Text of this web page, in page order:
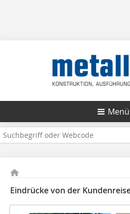
Menü
Eindrücke von der